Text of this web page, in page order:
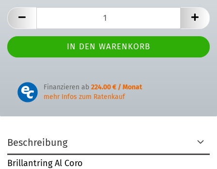
Finanzieren ab 224.00 € / Monat
mehr Infos zum Ratenkauf
Beschreibung
Brillantring Al Coro